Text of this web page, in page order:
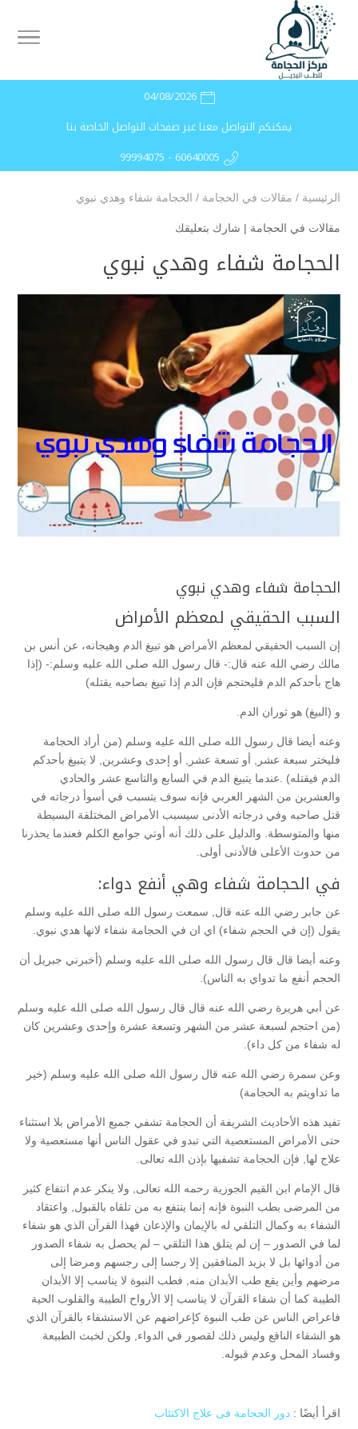
04/08/2026
يمكنكم التواصل معنا عبر صفحات التواصل الخاصة بنا
99994075 - 60640005
الرئيسية / مقالات في الحجامة / الحجامة شفاء وهدي نبوي
مقالات في الحجامة | شارك بتعليقك
الحجامة شفاء وهدي نبوي
الحجامة شفاء وهدي نبوي
السبب الحقيقي لمعظم الأمراض
إن السبب الحقيقي لمعظم الأمراض هو تبيغ الدم وهيجانه، عن أنس بن
مالك رضي الله عنه قال:- قال رسول الله صلى الله عليه وسلم:- (إذا
هاج بأحدكم الدم فليحتجم فإن الدم إذا تبيغ بصاحبه يقتله)
و (البيغ) هو ثوران الدم.
وعنه أيضا قال رسول الله صلى الله عليه وسلم (من أراد الحجامة
فليختر سبعة عشر, أو تسعة عشر, أو إحدى وعشرين, لا يتبيغ بأحدكم
الدم فيقتله) .عندما يتبيغ الدم في السابع والتاسع عشر والحادي
والعشرين من الشهر العربي فإنه سوف يتسبب في أسوأ درجاته في
قتل صاحبه وفي درجاته الأدنى سيسبب الأمراض المختلفة البسيطة
منها والمتوسطة. والدليل على ذلك أنه أوتي جوامع الكلم فعندما يحذرنا
من حدوث الأعلى فالأدنى أولى.
في الحجامة شفاء وهي أنفع دواء:
عن جابر رضي الله عنه قال, سمعت رسول الله صلى الله عليه وسلم
يقول (إن في الحجم شفاء) اي ان في الحجامة شفاء لانها هدي نبوي.
وعنه أيضا قال قال رسول الله صلى الله عليه وسلم (أخبرني جبريل أن
الحجم أنفع ما تدواي به الناس).
عن أبي هريرة رضي الله عنه قال قال رسول الله صلى الله عليه وسلم
(من احتجم لسبعة عشر من الشهر وتسعة عشرة وإحدى وعشرين كان
له شفاء من كل داء).
وعن سمرة رضي الله عنه قال رسول الله صلى الله عليه وسلم (خير
ما تداويتم به الحجامة)
تفيد هذه الأحاديث الشريفة أن الحجامة تشفي جميع الأمراض بلا استثناء
حتى الأمراض المستعصية التي تبدو في عقول الناس أنها مستعصية ولا
علاج لها, فإن الحجامة تشفيها بإذن الله تعالى.
قال الإمام ابن القيم الجوزية رحمه الله تعالى, ولا ينكر عدم انتفاع كثير
من المرضى بطب النبوة فإنه إنما ينتفع به من تلقاه بالقبول, واعتقاد
الشفاء به وكمال التلقي له بالإيمان والإذعان فهذا القرآن الذي هو شفاء
لما في الصدور – إن لم يتلق هذا التلقي – لم يحصل به شفاء الصدور
من أدوائها بل لا يزيد المنافقين إلا رجسا إلى رجسهم ومرضا إلى
مرضهم وأين يقع طب الأبدان منه, فطب النبوة لا يناسب إلا الأبدان
الطيبة كما أن شفاء القرآن لا يناسب إلا الأرواح الطيبة والقلوب الحية
فاعراض الناس عن طب النبوة كإعراضهم عن الاستشفاء بالقرآن الذي
هو الشفاء النافع وليس ذلك لقصور في الدواء, ولكن لخبث الطبيعة
وفساد المحل وعدم قبوله.
اقرأ أيضًا : دور الحجامة فى علاج الاكتئاب